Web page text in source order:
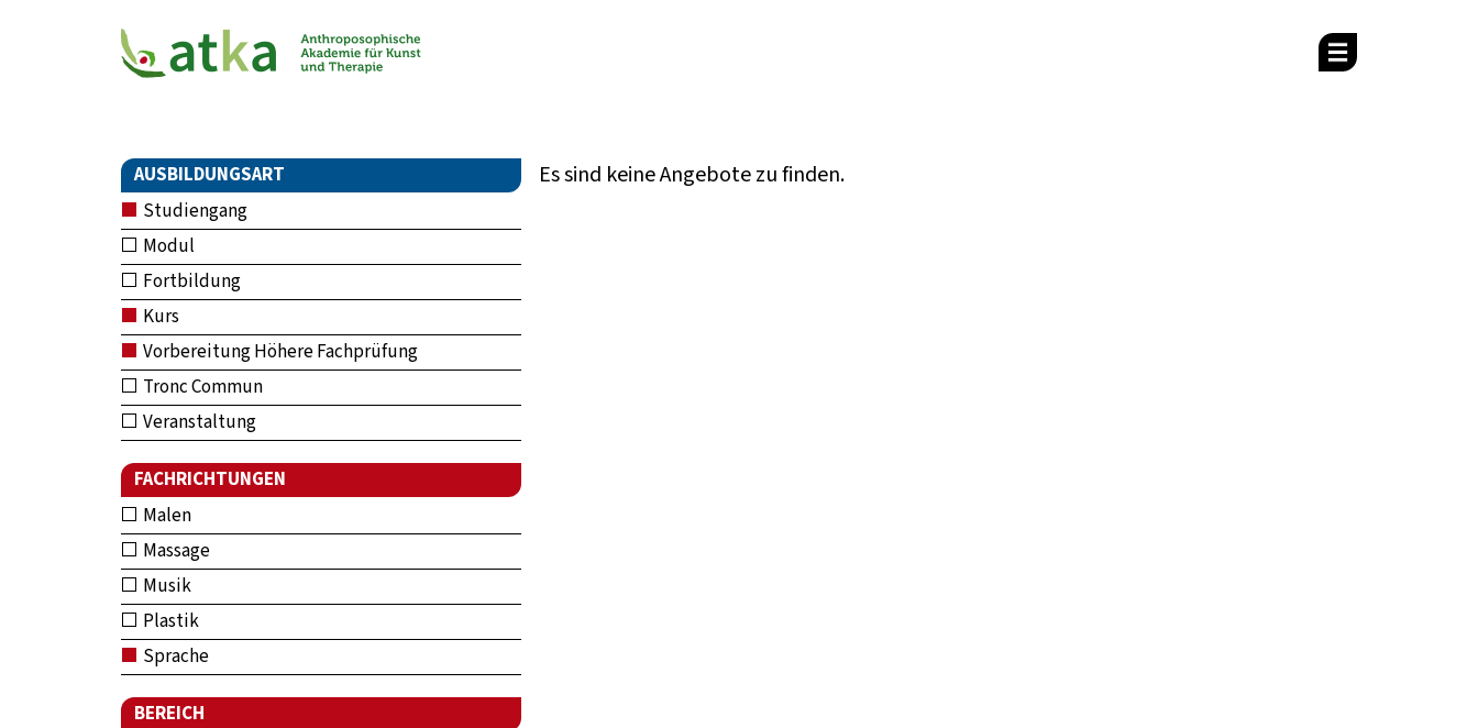
AUSBILDUNGSART
Studiengang
Modul
Fortbildung
Kurs
Vorbereitung Höhere Fachprüfung
Tronc Commun
Veranstaltung
FACHRICHTUNGEN
Malen
Massage
Musik
Plastik
Sprache
BEREICH
Es sind keine Angebote zu finden.